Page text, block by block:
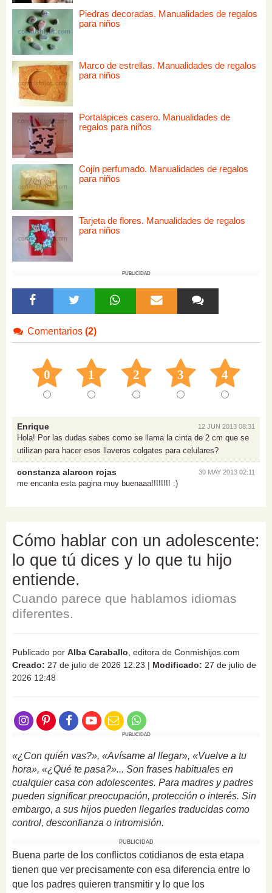
Piedras decoradas. Manualidades de regalos
para niños
Marco de estrellas. Manualidades de regalos
para niños
Portalápices casero. Manualidades de
regalos para niños
Cojín perfumado. Manualidades de regalos
para niños
Tarjeta de flores. Manualidades de regalos
para niños
PUBLICIDAD
Comentarios (2)
0 1 2 3 4
12 JUN 2013 08:31
Enrique
Hola! Por las dudas sabes como se llama la cinta de 2 cm que se
utilizan para hacer esos llaveros colgates para celulares?
30 MAY 2013 02:11
constanza alarcon rojas
me encanta esta pagina muy buenaaa!!!!!!!! :)
Cómo hablar con un adolescente:
lo que tú dices y lo que tu hijo
entiende.
Cuando parece que hablamos idiomas
diferentes.
Publicado por Alba Caraballo , editora de Conmishijos.com
Creado: 27 de julio de 2026 12:23 | Modificado: 27 de julio de
2026 12:48
PUBLICIDAD
«¿Con quién vas?», «Avísame al llegar», «Vuelve a tu
hora», «¿Qué te pasa?»... Son frases habituales en
cualquier casa con adolescentes. Para madres y padres
pueden significar preocupación, protección o interés. Sin
embargo, a sus hijos pueden llegarles traducidas como
control, desconfianza o intromisión.
PUBLICIDAD
Buena parte de los conflictos cotidianos de esta etapa
tienen que ver precisamente con esa diferencia entre lo
que los padres quieren transmitir y lo que los